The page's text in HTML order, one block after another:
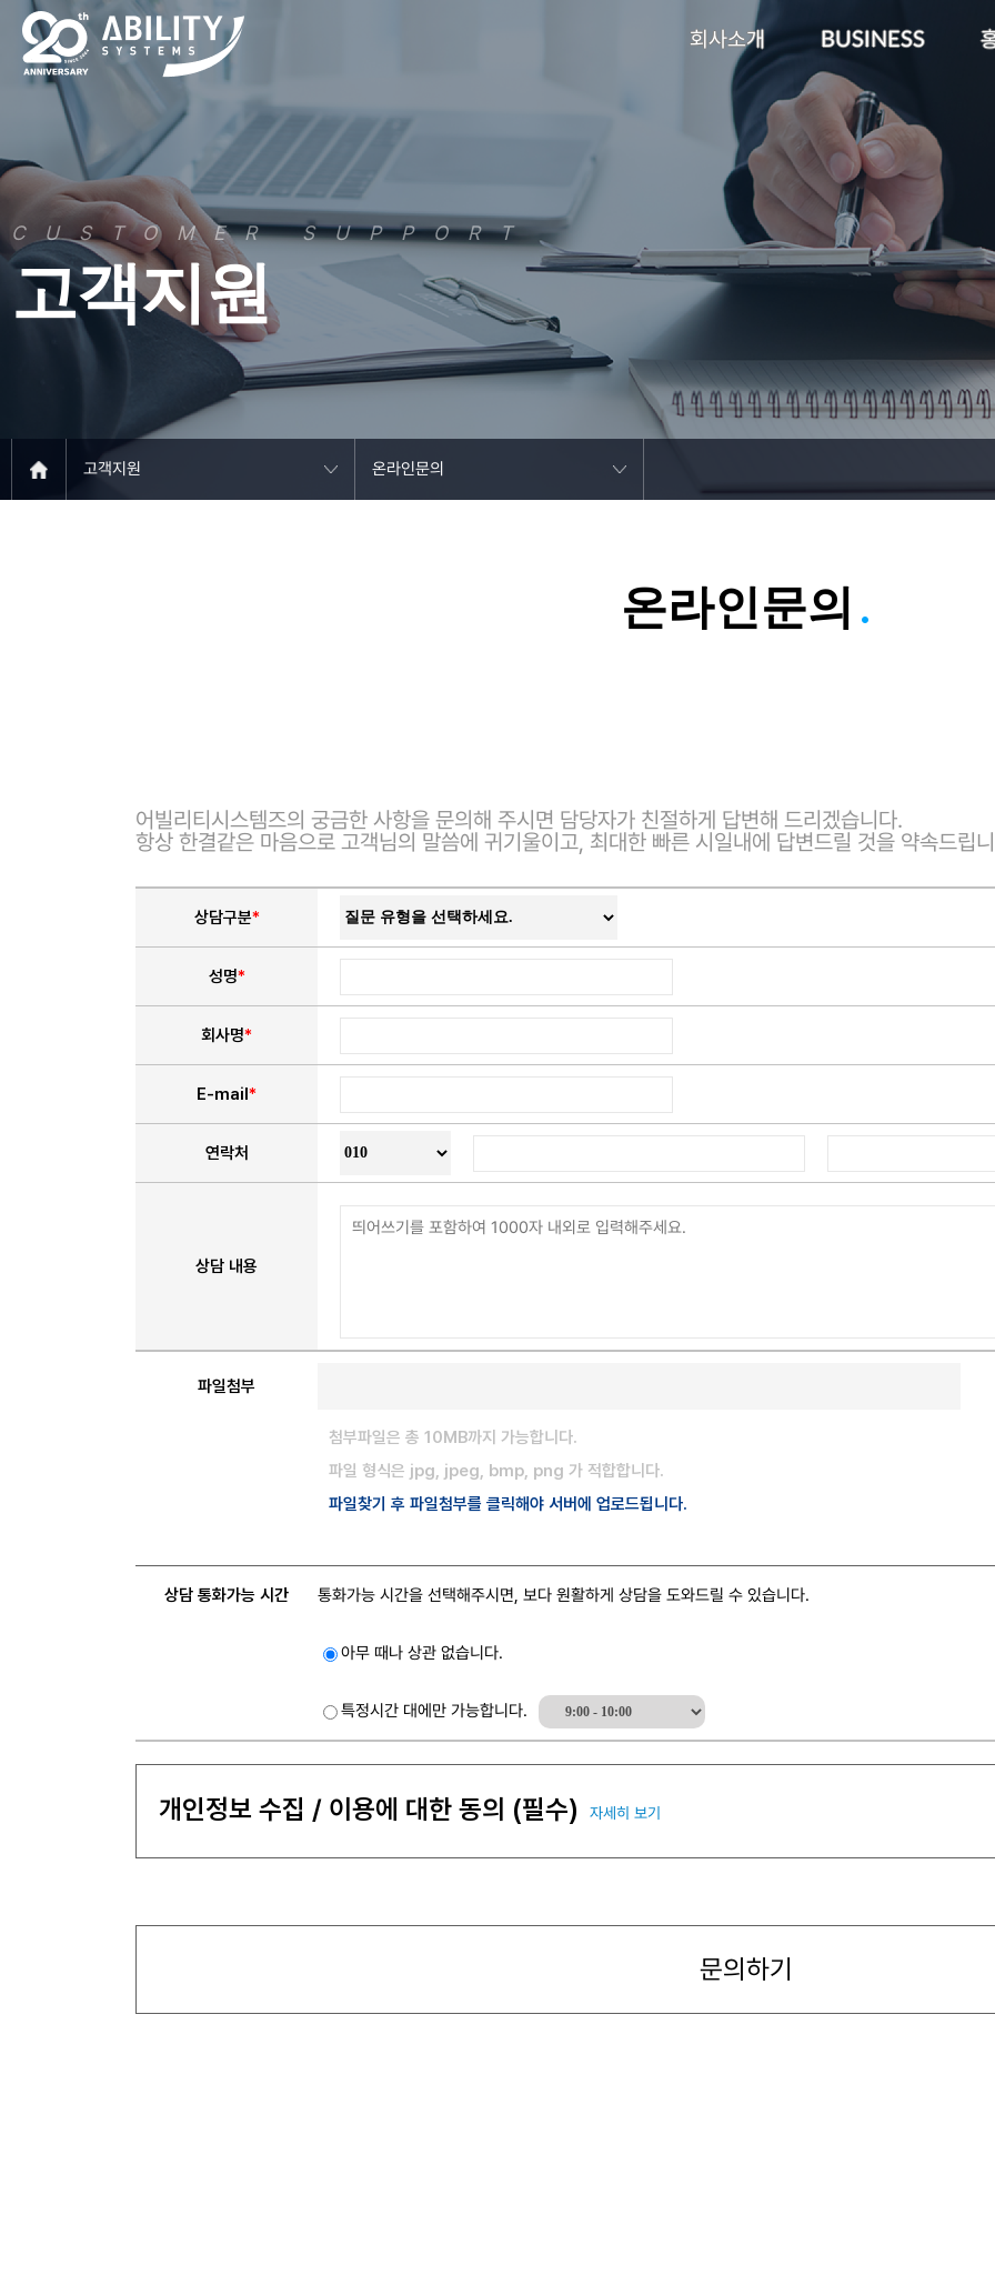
회사소개 BUSINESS
CUSTOMER SUPPORT
고객지원
고객지원 온라인문의
온라인문의 .
어빌리티시스템즈의 궁금한 사항을 문의해 주시면 담당자가 친절하게 답변해 드리겠습니다.
항상 한결같은 마음으로 고객님의 말씀에 귀기울이고, 최대한 빠른 시일내에 답변드릴 것을 약속드립
상담구분*
성명*
회사명*
E-mail*
연락처
상담 내용
파일첨부
첨부파일은 총 10MB까지 가능합니다.
파일 형식은 jpg, jpeg, bmp, png 가 적합합니다.
파일찾기 후 파일첨부를 클릭해야 서버에 업로드됩니다.
상담 통화가능 시간 통화가능 시간을 선택해주시면, 보다 원활하게 상담을 도와드릴 수 있습니다.
아무 때나 상관 없습니다.
특정시간 대에만 가능합니다.
개인정보 수집 / 이용에 대한 동의 (필수) 자세히 보기
문의하기